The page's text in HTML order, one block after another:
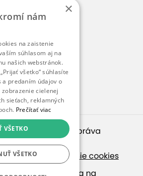
s. r. o.
. Všetky práva
údajov|
Nastavenie cookies
v češtine, pozrite sa na
×
nám
na zaistenie
súhlasom aj na
našich webstránok.
všetko“ súhlasíte
a predaním údajov o
cielenej
sieťach, reklamných
Prečítať viac
VŠETKO
VŠETKO